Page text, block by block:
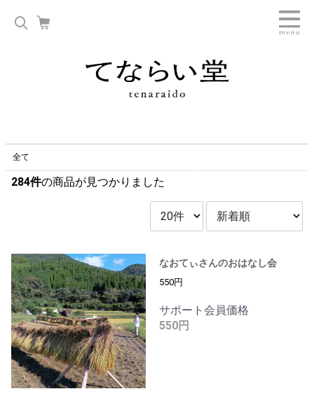
全て
284件の商品が見つかりました
なおてぃさんのおはなし会
550円
サポート会員価格
550円